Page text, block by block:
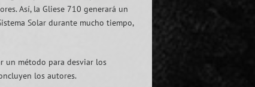
Así, la Gliese 710 generará un
Solar durante mucho tiempo,
un método para desviar los
los autores.